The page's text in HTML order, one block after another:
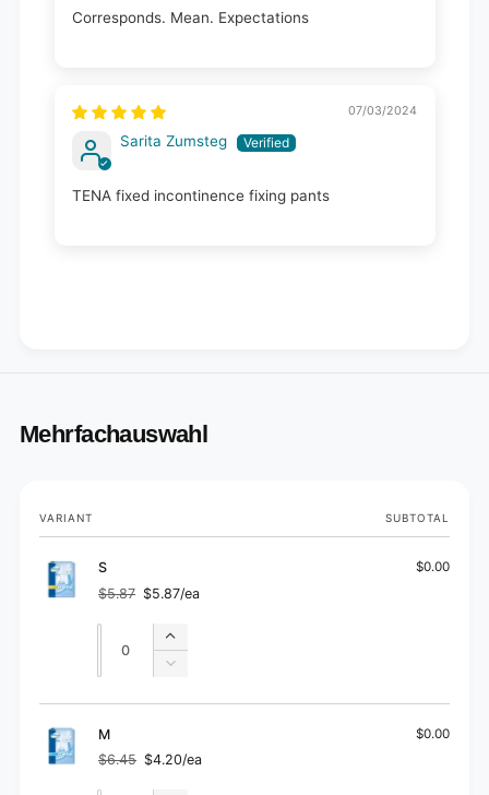
Corresponds. Mean. Expectations
07/03/2024
Sarita Zumsteg
TENA fixed incontinence fixing pants
Mehrfachauswahl
Your
cart
VARIANT SUBTOTAL
S
Regular
price
$5.87
Sale
price
$5.87/ea
$0.00
Quantity
Increase
quantity
S
Decrease
M
Regular
price
$6.45
Sale
price
$4.20/ea
$0.00